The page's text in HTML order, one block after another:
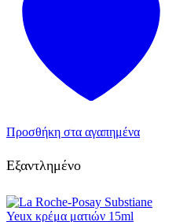
Προσθήκη στα αγαπημένα
Εξαντλημένο